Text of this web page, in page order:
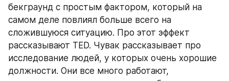
бекграунд с простым фактором, который на
самом деле повлиял больше всего на
сложившуюся ситуацию. Про этот эффект
рассказывают TED. Чувак рассказывает про
исследование людей, у которых очень хорошие
должности. Они все много работают,